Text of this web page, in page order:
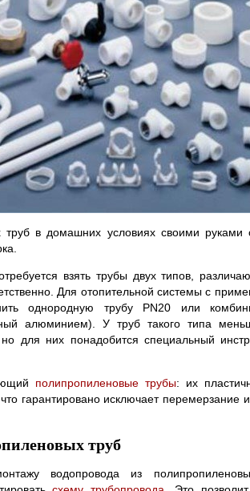
в домашних условиях своими руками
взять трубы двух типов,
Для отопительной системы с
однородную трубу PN20 или
алюминием). У труб такого типа
для них понадобится специальный
полипропиленовые трубы: их
гарантировано исключает перемерзание
труб
водопровода из